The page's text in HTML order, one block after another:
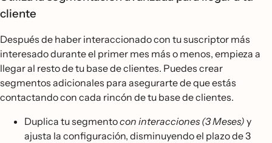
cliente
Después de haber interaccionado con tu suscriptor más
interesado durante el primer mes más o menos, empieza a
llegar al resto de tu base de clientes. Puedes crear
segmentos adicionales para asegurarte de que estás
contactando con cada rincón de tu base de clientes.
Duplica tu segmentocon interacciones (3 Meses) y
ajusta la configuración, disminuyendo el plazo de 3